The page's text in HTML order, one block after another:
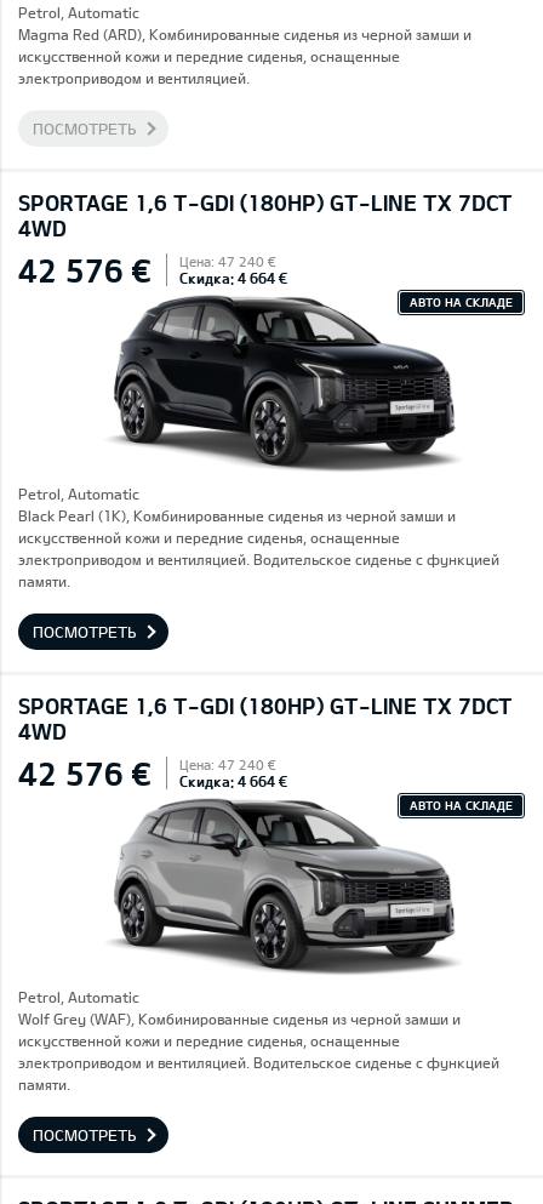
Petrol, Automatic
Magma Red (ARD), Комбинированные сиденья из черной замши и
искусственной кожи и передние сиденья, оснащенные
электроприводом и вентиляцией.
ПОСМОТРЕТЬ
SPORTAGE 1,6 T-GDI (180HP) GT-LINE TX 7DCT
4WD
42 576 € Цена: 47 240 €
Скидка: 4 664 €
АВТО НА СКЛАДЕ
Petrol, Automatic
Black Pearl (1K), Комбинированные сиденья из черной замши и
искусственной кожи и передние сиденья, оснащенные
электроприводом и вентиляцией. Водительское сиденье с функцией
памяти.
ПОСМОТРЕТЬ
SPORTAGE 1,6 T-GDI (180HP) GT-LINE TX 7DCT
4WD
42 576 € Цена: 47 240 €
Скидка: 4 664 €
АВТО НА СКЛАДЕ
Petrol, Automatic
Wolf Grey (WAF), Комбинированные сиденья из черной замши и
искусственной кожи и передние сиденья, оснащенные
электроприводом и вентиляцией. Водительское сиденье с функцией
памяти.
ПОСМОТРЕТЬ